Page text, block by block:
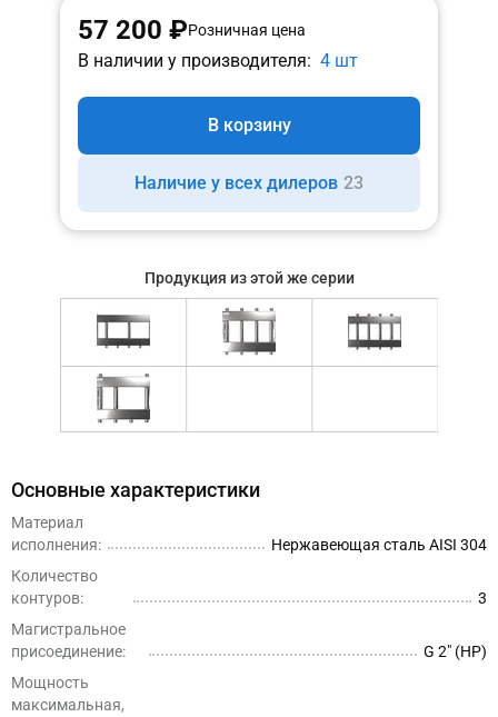
57 200 ₽Розничная цена
В наличии у производителя: 4 шт
В корзину
Наличие у всех дилеров 23
Продукция из этой же серии
Основные характеристики
Материал
исполнения:
Нержавеющая сталь AISI 304
Количество
контуров:
3
Магистральное
присоединение:
G 2″ (НР)
Мощность
максимальная,